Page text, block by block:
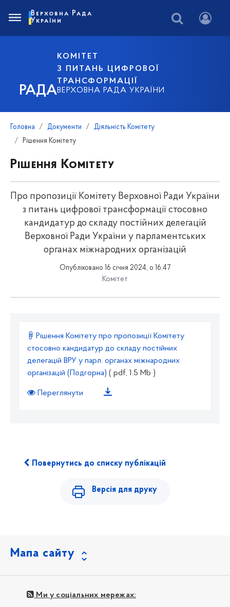
РАДА
КОМІТЕТ
З ПИТАНЬ ЦИФРОВОЇ
ТРАНСФОРМАЦІЇ
ВЕРХОВНА РАДА УКРАЇНИ
Верховна Рада
України
Головна Документи
Діяльність Комітету
Рішення Комітету
Рішення Комітету
Про пропозиції Комітету Верховної Ради України
з питань цифрової трансформації стосовно
кандидатур до складу постійних делегацій
Верховної Ради України у парламентських
органах міжнародних організацій
Опубліковано 16 січня 2024, о 16:47
Комітет
Рішення Комітету про пропозиції Комітету
стосовно кандидатур до складу постійних
делегацій ВРУ у парл. органах міжнародних
організацій (Подгорна) ( pdf, 1.5 Mb )
Переглянути
Повернутись до списку публікацій
Версія для друку
Мапа сайту
Ми у соціальних мережах: